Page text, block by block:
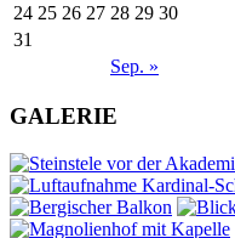
Sep. »
24 25 26 27 28 29 30
31
GALERIE